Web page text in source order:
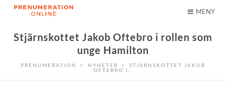
MENY
Stjärnskottet Jakob Oftebro i rollen som
unge Hamilton
PRENUMERATION NYHETER
STJÄRNSKOTTET JAKOB
OFTEBRO I…